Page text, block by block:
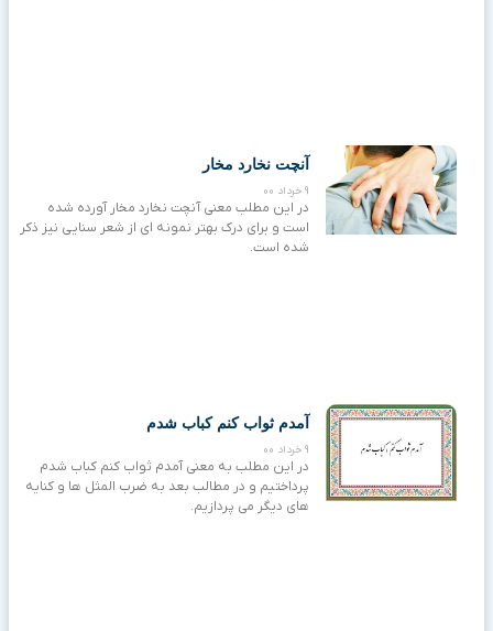
آنچت نخارد مخار
9 خرداد 00
در این مطلب معنی آنچت نخارد مخار آورده شده
است و برای درک بهتر نمونه ای از شعر سنایی نیز ذکر
شده است.
آمدم ثواب کنم کباب شدم
9 خرداد 00
در این مطلب به معنی آمدم ثواب کنم کباب شدم
پرداختیم و در مطالب بعد به ضرب المثل ها و کنایه
های دیگر می پردازیم.